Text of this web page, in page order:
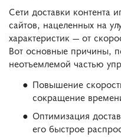
Сети доставки контента
сайтов, нацеленных на
характеристик — от
Вот основные причины,
неотъемлемой частью
Повышение
сокращение
Оптимизация
его быстрое